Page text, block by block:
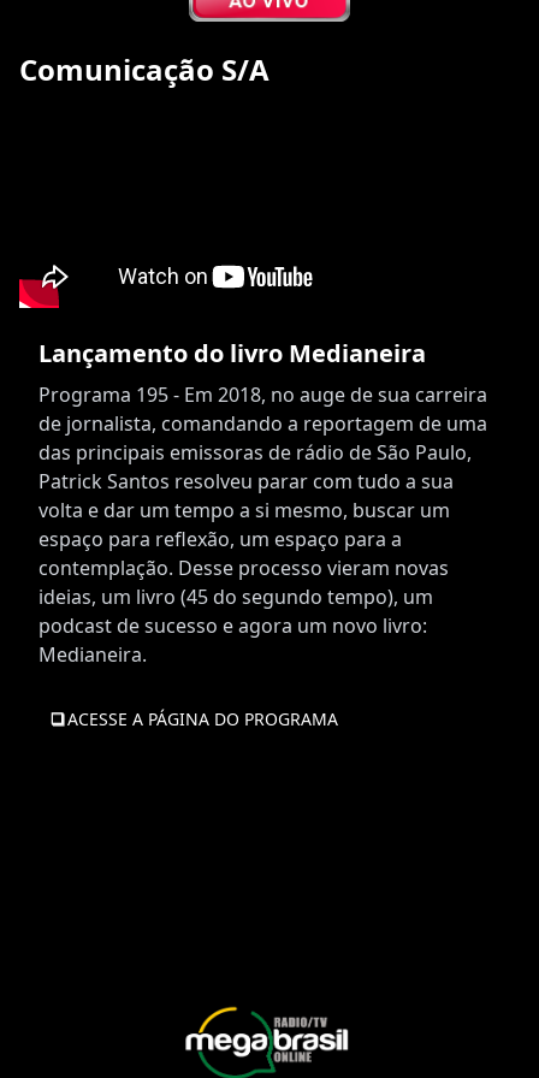
Comunicação S/A
Lançamento do livro Medianeira
Programa 195 - Em 2018, no auge de sua carreira
de jornalista, comandando a reportagem de uma
das principais emissoras de rádio de São Paulo,
Patrick Santos resolveu parar com tudo a sua
volta e dar um tempo a si mesmo, buscar um
espaço para reflexão, um espaço para a
contemplação. Desse processo vieram novas
ideias, um livro (45 do segundo tempo), um
podcast de sucesso e agora um novo livro:
Medianeira.
ACESSE A PÁGINA DO PROGRAMA